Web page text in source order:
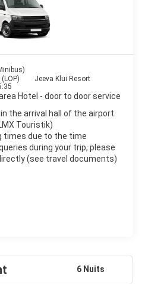
à novembre sont la meilleure
de la saison est plus calme, la
ne pas nager.
Jeeva Klui Resort
Hotel - door to door service
the arrival hall of the airport
Touristik)
times due to the time
during your trip, please
(see travel documents)
6 Nuits